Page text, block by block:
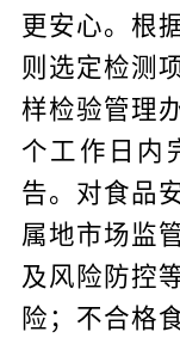
更安心。 根
则选定检测
样检验管理
个工作日内
告。对食品
属地市场监
及风险防控
险；不合格